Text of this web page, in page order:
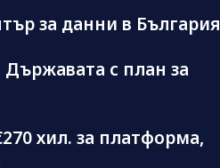
за данни в България
с план за
хил. за платформа,